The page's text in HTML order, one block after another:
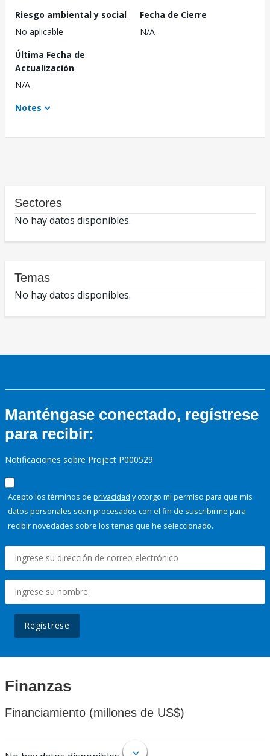
Riesgo ambiental y social
No aplicable
Fecha de Cierre
N/A
Última Fecha de
Actualización
N/A
Notes
Sectores
No hay datos disponibles.
Temas
No hay datos disponibles.
Manténgase conectado, regístrese
para recibir:
Notificaciones sobre Project P000529
Acepto los términos de privacidad y otorgo mi permiso para que mis
datos personales sean procesados con el fin de suscribirme para
recibir novedades sobre los temas que he seleccionado.
Regístrese
Finanzas
Financiamiento (millones de US$)